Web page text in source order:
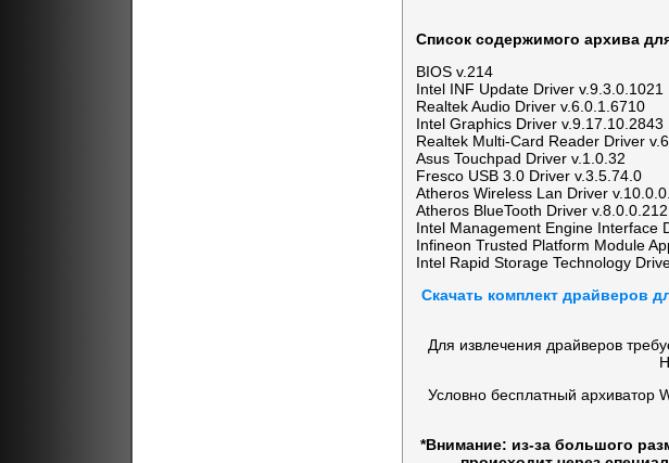
Список содержимого архива
BIOS v.214
Intel INF Update Driver v.9.3.0.1021
Realtek Audio Driver v.6.0.1.6710
Intel Graphics Driver v.9.17.10.2843
Realtek Multi-Card Reader Driver
Asus Touchpad Driver v.1.0.32
Fresco USB 3.0 Driver v.3.5.74.0
Atheros Wireless Lan Driver
Atheros BlueTooth Driver v.8.0.0.212
Intel Management Engine Interface
Infineon Trusted Platform Module
Intel Rapid Storage Technology
Скачать комплект драйверов
Для извлечения драйверов
Условно бесплатный архиватор
*Внимание: из-за большого